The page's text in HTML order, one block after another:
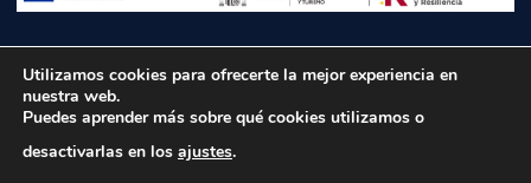
Utilizamos cookies para ofrecerte la mejor experiencia en
nuestra web.
Puedes aprender más sobre qué cookies utilizamos o
desactivarlas en los ajustes.